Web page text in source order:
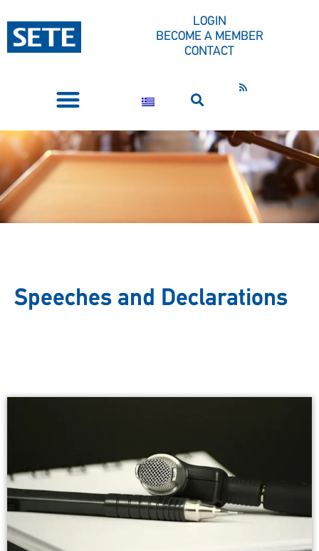
LOGIN
BECOME A MEMBER
CONTACT
Speeches and Declarations